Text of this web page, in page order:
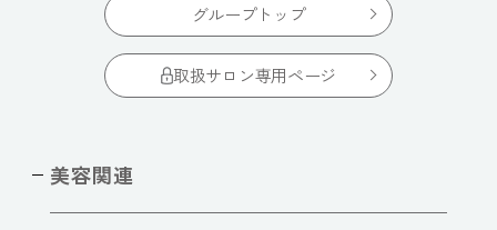
グループトップ
取扱サロン専用ページ
美容関連